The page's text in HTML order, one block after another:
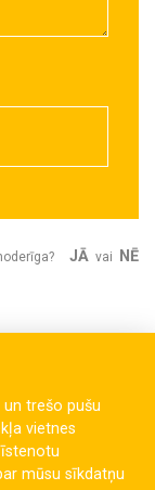
JĀ vai NĒ
trešo pušu
vietnes
mūsu sīkdatņu